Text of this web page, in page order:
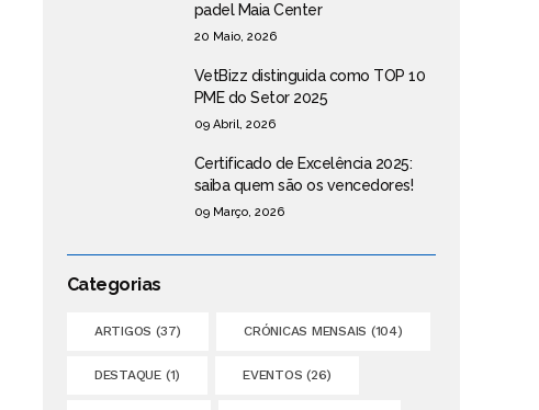
padel Maia Center
20 Maio, 2026
VetBizz distinguida como TOP 10
PME do Setor 2025
09 Abril, 2026
Certificado de Excelência 2025:
saiba quem são os vencedores!
09 Março, 2026
Categorias
ARTIGOS (37) CRÓNICAS MENSAIS (104)
DESTAQUE (1) EVENTOS (26)